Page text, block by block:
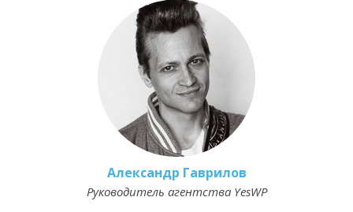
Александр Гаврилов
Руководитель агентства YesWP